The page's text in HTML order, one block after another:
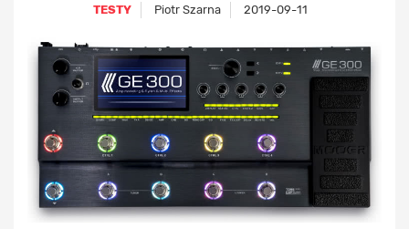
TESTY Piotr Szarna 2019-09-11